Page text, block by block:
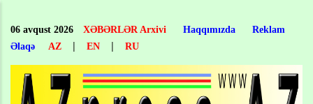
main
content
06 avqust 2026 XƏBƏRLƏR Arxivi Haqqımızda
Reklam
Əlaqə
AZ | EN | RU